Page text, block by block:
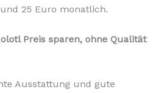
25 Euro monatlich.
Preis sparen, ohne Qualität
Ausstattung und gute